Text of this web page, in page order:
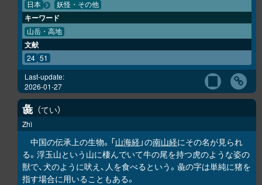
日本 妖怪・その他
キーワード
山岳・高地
文献
24 51
Last-update:
2026-01-27
彘 てい
Zhì
中国の伝承上の生物。「山海経 」の南山経にその名が見られ
る。浮玉山という山に棲んでいて牛の尾を持つ虎のような姿の
獣で、犬のように吠え、人を食べるという。彘の字は単純に猪を
指す場合に用いることもある。